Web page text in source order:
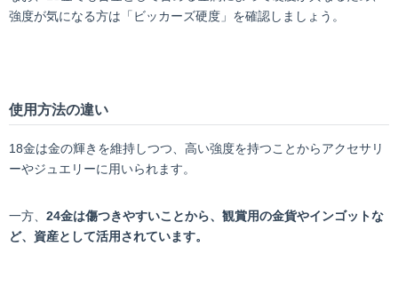
強度が気になる方は「ビッカーズ硬度」を確認しましょう。
使用方法の違い
18金は金の輝きを維持しつつ、高い強度を持つことからアクセサリ
ーやジュエリーに用いられます。
一方、 24金は傷つきやすいことから、観賞用の金貨やインゴットな
ど、資産として活用されています。